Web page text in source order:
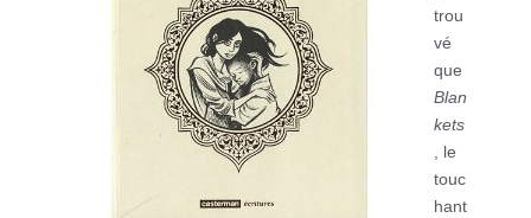
trou
vé
que
Blan
kets
, le
touc
hant